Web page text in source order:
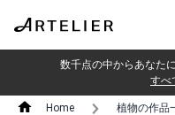
数千点の中からあなた
すべ
Home 植物の作品